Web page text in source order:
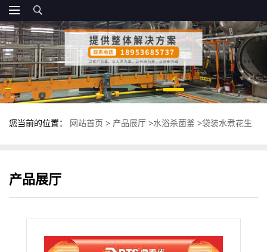
您当前的位置： 网站首页 > 产品展厅 >水浴杀菌釜 >袋装水煮花生
产品展厅